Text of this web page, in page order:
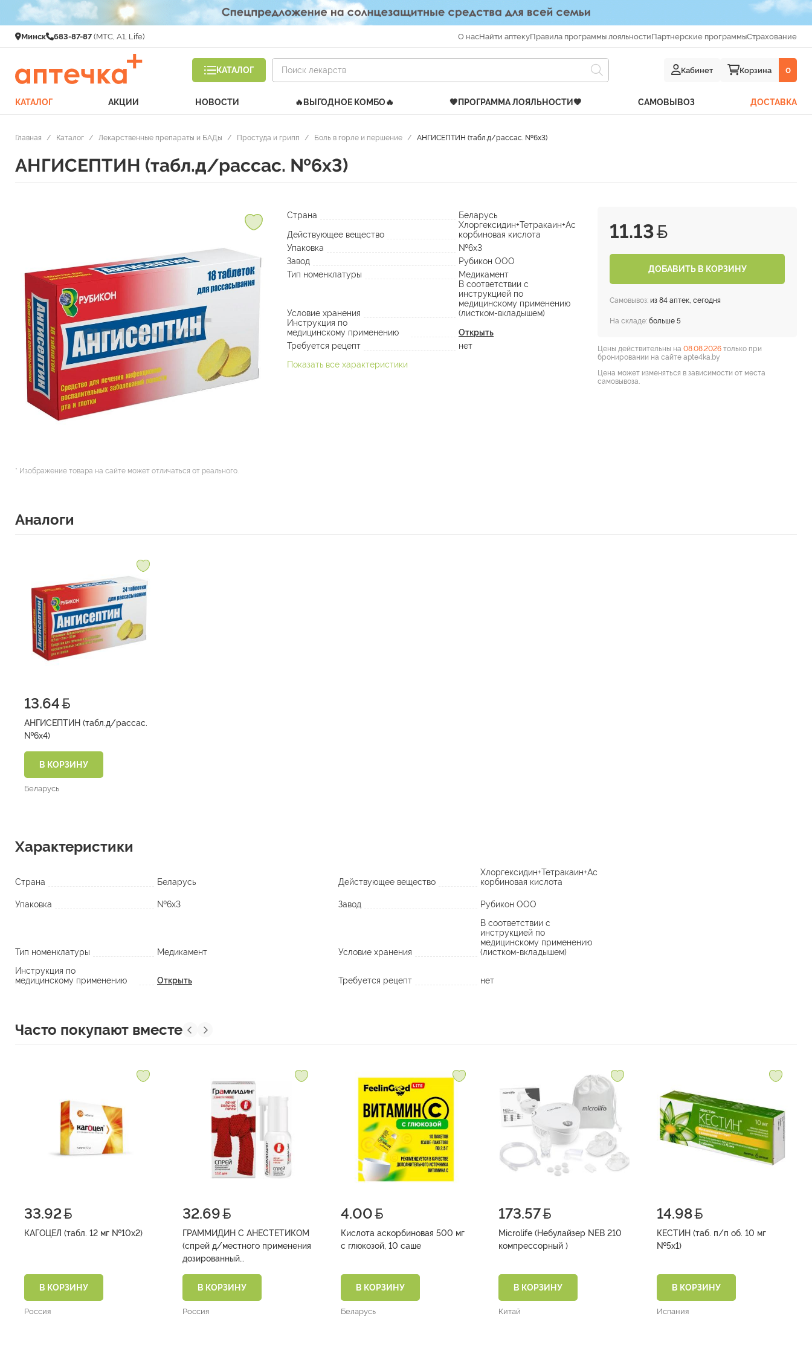
Минск 683-87-87(МТС, A1, Life) О насНайти аптекуПравила программы лояльностиПартнерские программыСтрахование
КАТАЛОГ Кабинет Корзина 0
КАТАЛОГ АКЦИИ НОВОСТИ 🔥ВЫГОДНОЕ КОМБО🔥 🧡ПРОГРАММА ЛОЯЛЬНОСТИ🧡 САМОВЫВОЗ ДОСТАВКА
Главная / Каталог / Лекарственные препараты и БАДы / Простуда и грипп / Боль в горле и першение / АНГИСЕПТИН (табл.д/рассас. №6х3)
АНГИСЕПТИН (табл.д/рассас. №6х3)
* Изображение товара на сайте может отличаться от реального.
11.13
ДОБАВИТЬ В КОРЗИНУ
Самовывоз: из 84 аптек, сегодня
На складе: больше 5
Цены действительны на 08.08.2026 только при
бронировании на сайте apte4ka.by
Цена может изменяться в зависимости от места
самовывоза.
Страна
Беларусь
Действующее вещество
Хлоргексидин+Тетракаин+Ас
корбиновая кислота
Упаковка
№6х3
Завод
Рубикон ООО
Тип номенклатуры
Медикамент
Условие хранения
В соответствии с
инструкцией по
медицинскому применению
(листком-вкладышем)
Инструкция по
медицинскому применению
Открыть
Требуется рецепт
нет
Показать все характеристики
Аналоги
13.64
АНГИСЕПТИН (табл.д/рассас.
№6х4)
В КОРЗИНУ
Беларусь
Характеристики
Страна Беларусь Действующее вещество
Хлоргексидин+Тетракаин+Ас
корбиновая кислота
Упаковка №6х3 Завод Рубикон ООО
Тип номенклатуры Медикамент Условие хранения
В соответствии с
инструкцией по
медицинскому применению
(листком-вкладышем)
Инструкция по
медицинскому применению
Открыть Требуется рецепт нет
Часто покупают вместе
33.92
КАГОЦЕЛ (табл. 12 мг №10х2)
В КОРЗИНУ
Россия
32.69
ГРАММИДИН С АНЕСТЕТИКОМ
(спрей д/местного применения
дозированный
112 доз №1)
В КОРЗИНУ
Россия
4.00
Кислота аскорбиновая 500 мг
с глюкозой, 10 саше
В КОРЗИНУ
Беларусь
173.57
Microlife (Небулайзер NEB 210
компрессорный )
В КОРЗИНУ
Китай
14.98
КЕСТИН (таб. п/п об. 10 мг
№5х1)
В КОРЗИНУ
Испания